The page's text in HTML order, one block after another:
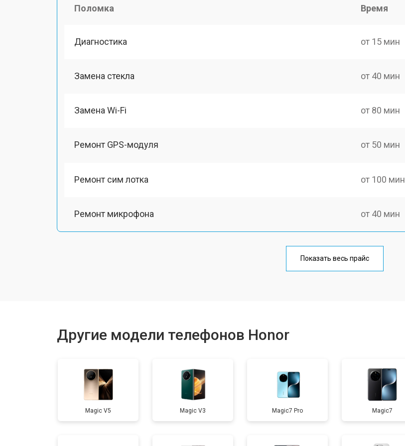
Поломка Время
Диагностика от 15 мин
Замена стекла от 40 мин
Замена Wi-Fi от 80 мин
Ремонт GPS-модуля от 50 мин
Ремонт сим лотка от 100 мин
Ремонт микрофона от 40 мин
от 70 мин
Замена задней крышки от 60 мин
Замена дисплея (экрана) от 60 мин
Показать весь прайс
Другие модели телефонов Honor
Magic V5 Magic V3 Magic7 Pro Magic7